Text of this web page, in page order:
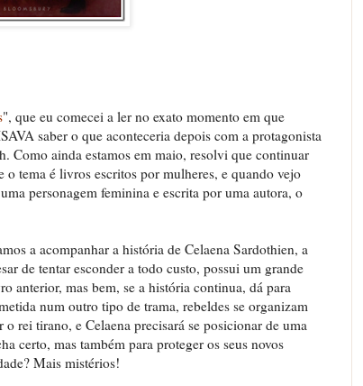
", que eu comecei a ler no exato momento em que
saber o que aconteceria depois com a protagonista
Como ainda estamos em maio, resolvi que continuar
o tema é livros escritos por mulheres, e quando vejo
personagem feminina e escrita por uma autora, o
a acompanhar a história de Celaena Sardothien, a
de tentar esconder a todo custo, possui um grande
anterior, mas bem, se a história continua, dá para
num outro tipo de trama, rebeldes se organizam
rei tirano, e Celaena precisará se posicionar de uma
certo, mas também para proteger os seus novos
Mais mistérios!